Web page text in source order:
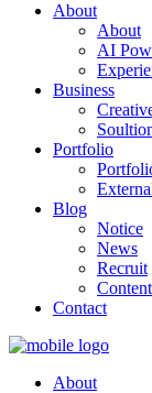
About
About
AI
Business
Portfolio
Blog
Notice
News
Recruit
Content
Contact
About